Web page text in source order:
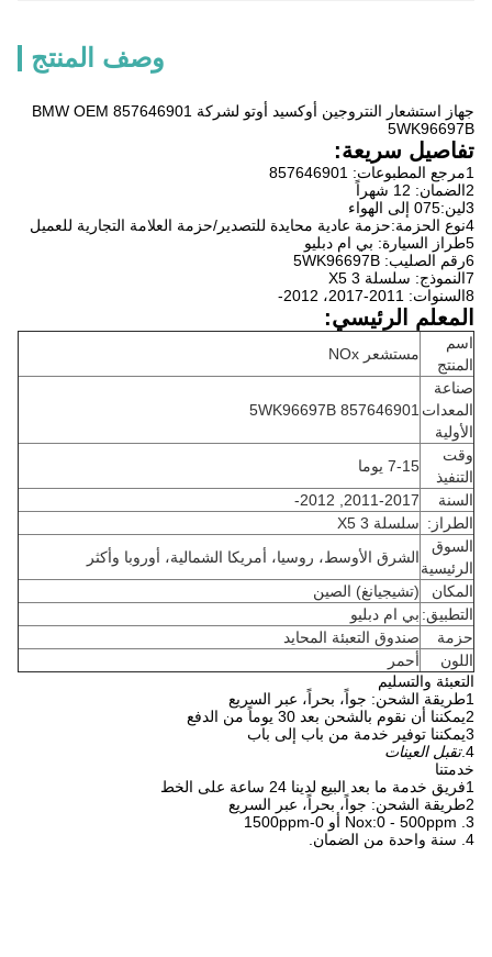
وصف المنتج
جهاز استشعار النتروجين أوكسيد أوتو لشركة BMW OEM 857646901
5WK96697B
تفاصيل سريعة:
1مرجع المطبوعات: 857646901
2الضمان: 12 شهراً
3لين:075 إلى الهواء
4نوع الحزمة:حزمة عادية محايدة للتصدير/حزمة العلامة التجارية للعميل
5طراز السيارة: بي ام دبليو
6رقم الصليب: 5WK96697B
7النموذج: سلسلة X5 3
8السنوات: 2011-2017، 2012-
المعلم الرئيسي:
اسم
المنتج
مستشعر NOx
صناعة
المعدات
الأولية
857646901 5WK96697B
وقت
التنفيذ
7-15 يوما
السنة
2011-2017, 2012-
الطراز: سلسلة X5 3
السوق
الرئيسية
الشرق الأوسط، روسيا، أمريكا الشمالية، أوروبا وأكثر
المكان
(تشيجيانغ) الصين
التطبيق: بي ام دبليو
حزمة
صندوق التعبئة المحايد
اللون
أحمر
التعبئة والتسليم
1طريقة الشحن: جواً، بحراً، عبر السريع
2يمكننا أن نقوم بالشحن بعد 30 يوماً من الدفع
3يمكننا توفير خدمة من باب إلى باب
4. تقبل العينات
خدمتنا
1فريق خدمة ما بعد البيع لدينا 24 ساعة على الخط
2طريقة الشحن: جواً، بحراً، عبر السريع
3. Nox:0 - 500ppm أو 0-1500ppm
4. سنة واحدة من الضمان.